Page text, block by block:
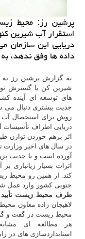
پرشین رز: محیط
استقرار آب شیرین
دریایی این سازمان
داده ها وفق ندهد،
به گزارش پرشین رز به
شیرین کن با گسترش
های توسعه ای آینده
جدیت بیشتری دنبال می
روش برای استحصال آب
دریایی اطراف تأسیسات
اثر برهم خوردن توازن
در سال های اخیر
آورده است و با جدیت
اثرات بسیار زیانباری
کند. از همین رو محیط
جنوبی کشور وارد عمل
طرف محیط زیست تأیید
لاهیجان زاده معاون
محیط زیست در گفت و گو
هر مطالعه ای
استانداردسازی های در